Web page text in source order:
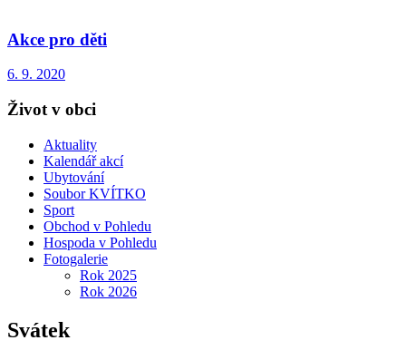
Akce pro děti
6. 9. 2020
Život v obci
Aktuality
Kalendář akcí
Ubytování
Soubor KVÍTKO
Sport
Obchod v Pohledu
Hospoda v Pohledu
Fotogalerie
Rok 2025
Rok 2026
Svátek